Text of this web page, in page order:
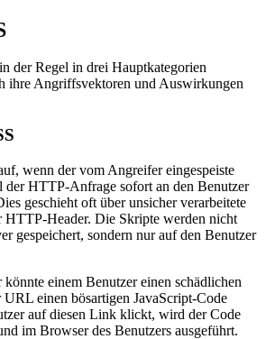
der Regel in drei Hauptkategorien
ihre Angriffsvektoren und Auswirkungen
wenn der vom Angreifer eingespeiste
der HTTP-Anfrage sofort an den Benutzer
geschieht oft über unsicher verarbeitete
HTTP-Header. Die Skripte werden nicht
gespeichert, sondern nur auf den Benutzer
einem Benutzer einen schädlichen
einen bösartigen JavaScript-Code
auf diesen Link klickt, wird der Code
im Browser des Benutzers ausgeführt.